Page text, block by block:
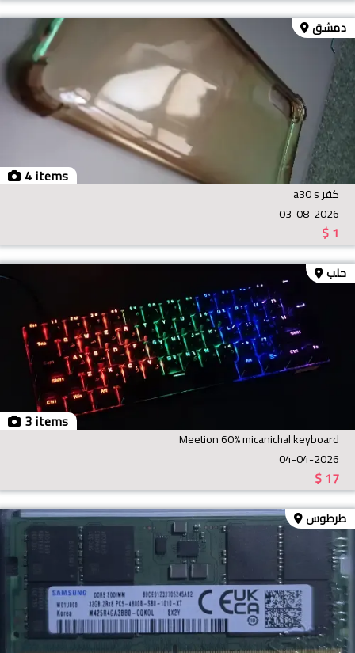
4 items
دمشق
كفر a30 s
03-08-2026
$1
3 items
حلب
Meetion 60% micanichal keyboard
04-04-2026
$17
طرطوس